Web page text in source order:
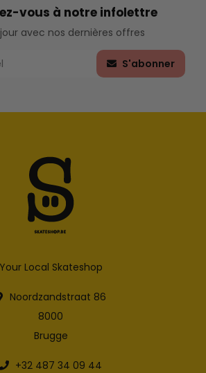
vous à notre infolettre
avec nos dernières offres
S'abonner
Your Local Skateshop
Noordzandstraat 86
8000
Brugge
+32 487 34 09 44